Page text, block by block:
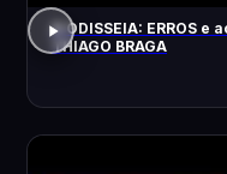
A ODISSEIA: ERROS
THIAGO BRAGA